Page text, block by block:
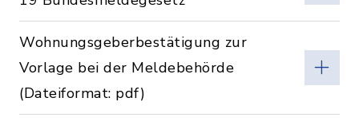
Wohnungsgeberbestätigung zur
Vorlage bei der Meldebehörde
(Dateiformat: pdf)